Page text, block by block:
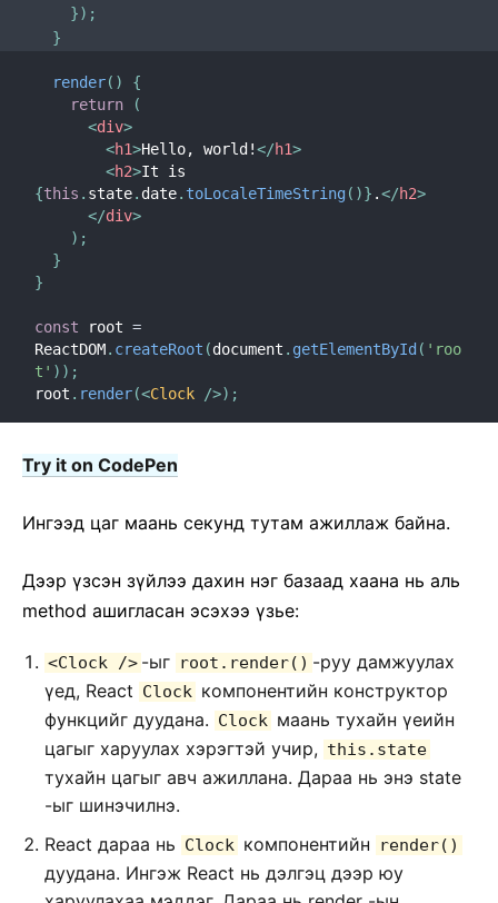
}) ;
}
render( )
{
return
(
<div>
<h1>Hello, world!</h1>
<h2>
{this . state. date. toLocaleTimeString( )} .</h2>
</div>
) ;
}
}
const root =
ReactDOM. createRoot (document . getElementById ( 'roo
t' ) ) ;
root . render(<Clock />) ;
Try it on CodePen
Ингээд цаг маань секунд тутам ажиллаж байна.
Дээр үзсэн зүйлээ дахин нэг базаад хаана нь аль
method ашигласан эсэхээ үзье:
<Clock /> -ыг root.render() -руу дамжуулах
үед, React Clock компонентийн конструктор
функцийг дуудана. Clock маань тухайн үеийн
цагыг харуулах хэрэгтэй учир, this.state
тухайн цагыг авч ажиллана. Дараа нь энэ state
-ыг шинэчилнэ.
React дараа нь Clock компонентийн render()
дуудана. Ингэж React нь дэлгэц дээр юу